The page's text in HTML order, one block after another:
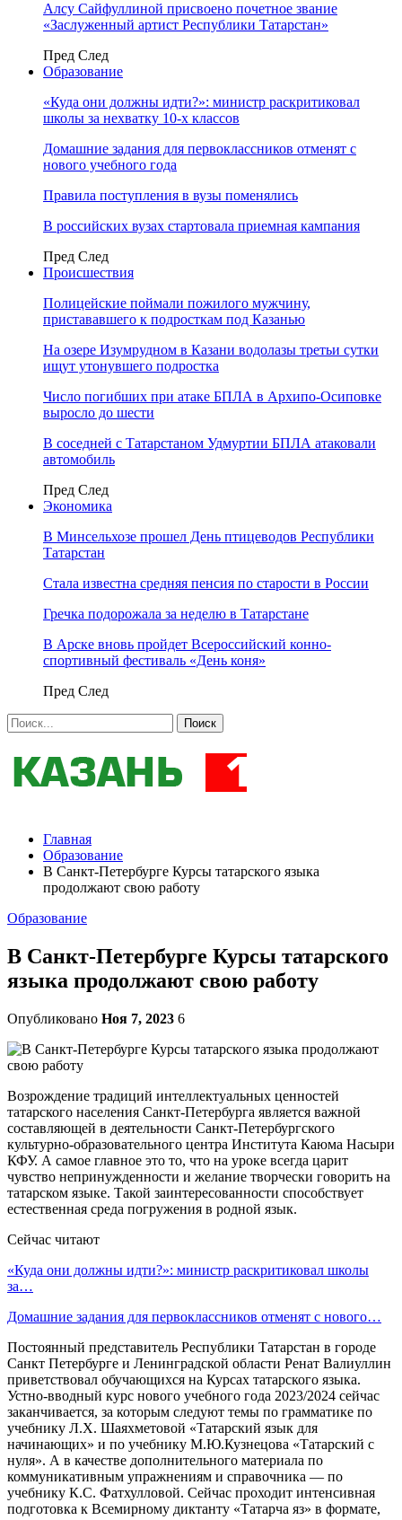
Алсу Сайфуллиной присвоено почетное звание
«Заслуженный артист Республики Татарстан»
Пред След
Образование
«Куда они должны идти?»: министр раскритиковал
школы за нехватку 10-х классов
Домашние задания для первоклассников отменят с
нового учебного года
Правила поступления в вузы поменялись
В российских вузах стартовала приемная кампания
Пред След
Происшествия
Полицейские поймали пожилого мужчину,
пристававшего к подросткам под Казанью
На озере Изумрудном в Казани водолазы третьи сутки
ищут утонувшего подростка
Число погибших при атаке БПЛА в Архипо-Осиповке
выросло до шести
В соседней с Татарстаном Удмуртии БПЛА атаковали
автомобиль
Пред След
Экономика
В Минсельхозе прошел День птицеводов Республики
Татарстан
Стала известна средняя пенсия по старости в России
Гречка подорожала за неделю в Татарстане
В Арске вновь пройдет Всероссийский конно-
спортивный фестиваль «День коня»
Пред След
Главная
Образование
В Санкт-Петербурге Курсы татарского языка
продолжают свою работу
Образование
В Санкт-Петербурге Курсы татарского
языка продолжают свою работу
Опубликовано Ноя 7, 2023 6
Возрождение традиций интеллектуальных ценностей
татарского населения Санкт-Петербурга является важной
составляющей в деятельности Санкт-Петербургского
культурно-образовательного центра Института Каюма Насыри
КФУ. А самое главное это то, что на уроке всегда царит
чувство непринужденности и желание творчески говорить на
татарском языке. Такой заинтересованности способствует
естественная среда погружения в родной язык.
Сейчас читают
«Куда они должны идти?»: министр раскритиковал школы
за…
Домашние задания для первоклассников отменят с нового…
Постоянный представитель Республики Татарстан в городе
Санкт Петербурге и Ленинградской области Ренат Валиуллин
приветствовал обучающихся на Курсах татарского языка.
Устно-вводный курс нового учебного года 2023/2024 сейчас
заканчивается, за которым следуют темы по грамматике по
учебнику Л.Х. Шаяхметовой «Татарский язык для
начинающих» и по учебнику М.Ю.Кузнецова «Татарский с
нуля». А в качестве дополнительного материала по
коммуникативным упражнениям и справочника — по
учебнику К.С. Фатхулловой. Сейчас проходит интенсивная
подготовка к Всемирному диктанту «Татарча яз» в формате,